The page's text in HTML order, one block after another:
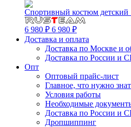
Спортивный костюм детский
6 980 ₽ 6 980 ₽
Доставка и оплата
Доставка по Москве и
Доставка по России и
Опт
Оптовый прайс-лист
Главное, что нужно
Условия работы
Необходимые
Доставка по России и
Дропшиппинг